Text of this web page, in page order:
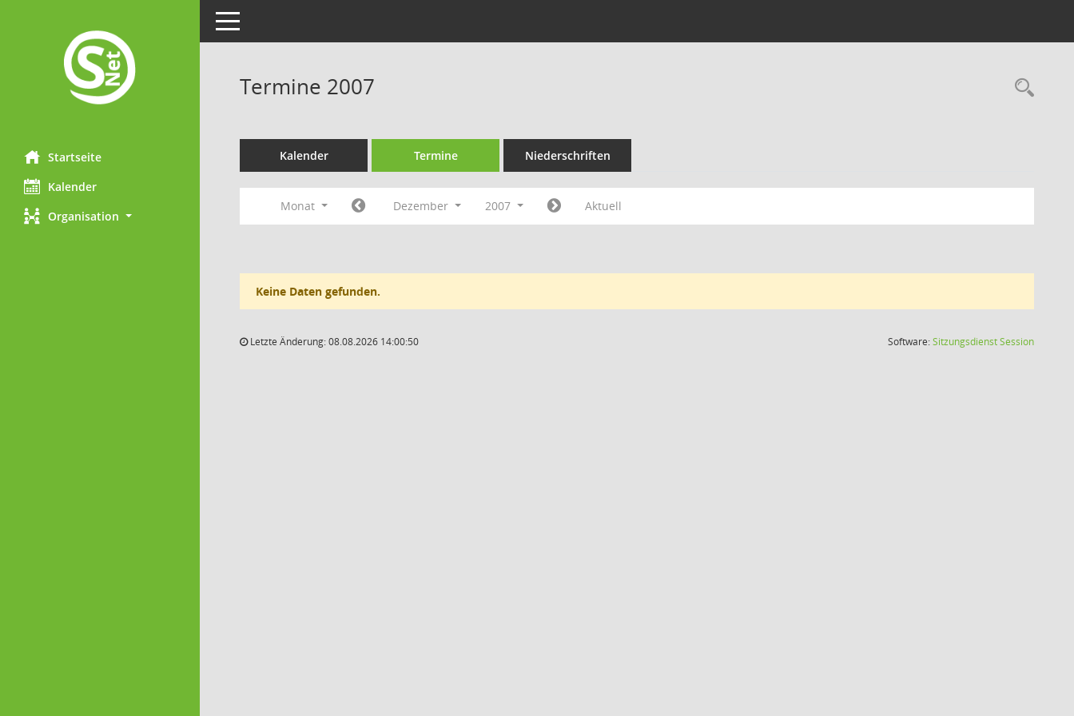
Startseite
Kalender
Organisation
Toggle navigation
Termine 2007
Kalender Termine Niederschriften
Monat Dezember 2007 Aktuell
Keine Daten gefunden.
Letzte Änderung: 08.08.2026 14:00:50 Software:SitzungsdienstSession(Wird in